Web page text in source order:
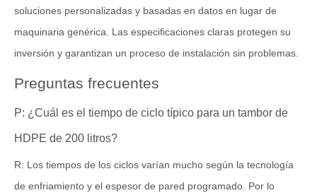
soluciones personalizadas y basadas en datos en lugar de
maquinaria genérica. Las especificaciones claras protegen su
inversión y garantizan un proceso de instalación sin problemas.
Preguntas frecuentes
P: ¿Cuál es el tiempo de ciclo típico para un tambor de
HDPE de 200 litros?
R: Los tiempos de los ciclos varían mucho según la tecnología
de enfriamiento y el espesor de pared programado. Por lo